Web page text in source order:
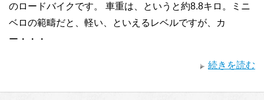
のロードバイクです。 車重は、というと約8.8キロ。ミニ
ベロの範疇だと、軽い、といえるレベルですが、カ
ー・・・
続きを読む